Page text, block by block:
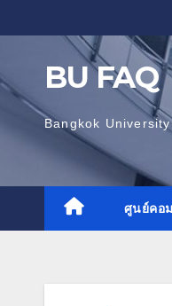
to
BU FAQ
Bangkok
ศูนย์คอ